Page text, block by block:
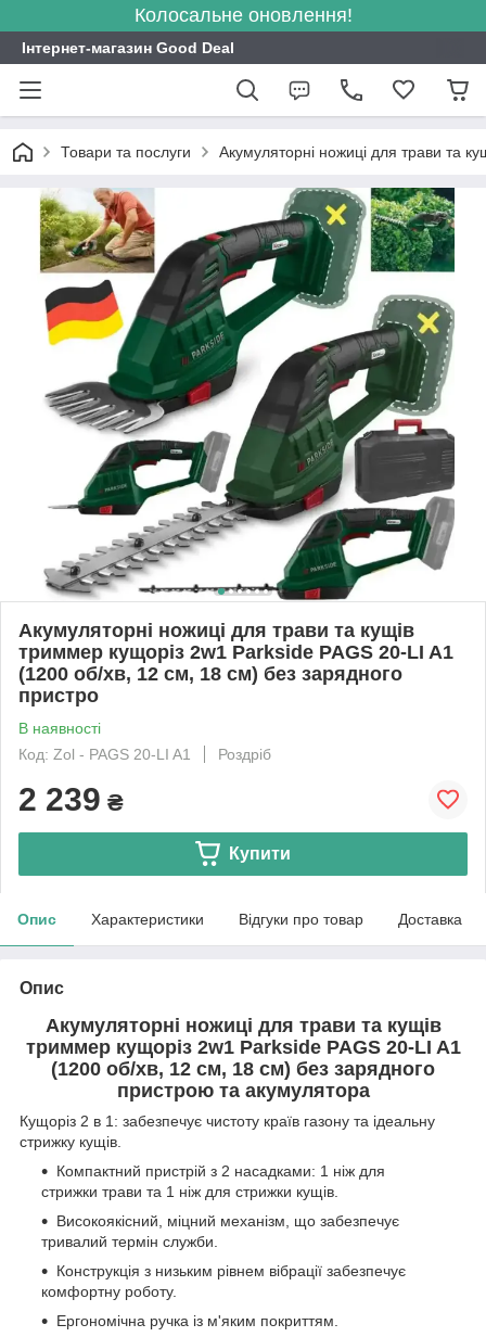
Колосальне оновлення!
Інтернет-магазин Good Deal
Товари та послуги Акумуляторні ножиці для трави та
Акумуляторні ножиці для трави та кущів
триммер кущоріз 2w1 Parkside PAGS 20-LI A1
(1200 об/хв, 12 см, 18 см) без зарядного
пристро
В наявності
Код: Zol - PAGS 20-LI A1
Роздріб
2 239 ₴
Купити
Опис Характеристики Відгуки про товар Доставка
Опис
Акумуляторні ножиці для трави та кущів
триммер кущоріз 2w1 Parkside PAGS 20-LI A1
(1200 об/хв, 12 см, 18 см) без зарядного
пристрою та акумулятора
Кущоріз 2 в 1: забезпечує чистоту країв газону та ідеальну
стрижку кущів.
Компактний пристрій з 2 насадками: 1 ніж для
стрижки трави та 1 ніж для стрижки кущів.
Високоякісний, міцний механізм, що забезпечує
тривалий термін служби.
Конструкція з низьким рівнем вібрації забезпечує
комфортну роботу.
Ергономічна ручка із м'яким покриттям.